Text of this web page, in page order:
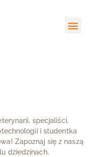
specjaliści,
i studentka
Zapoznaj się z naszą
dziedzinach.